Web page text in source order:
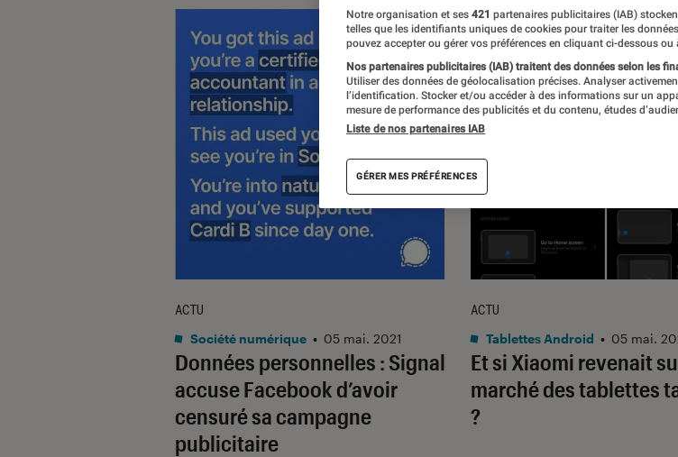
Données personnelles : Signal
accuse Facebook d’avoir
censuré sa campagne
publicitaire
ACTU
Société numérique • 05 mai. 2021
Et si Xiaomi revenait
marché des tablettes
?
ACTU
Tablettes Android • 05 mai.
Notre organisation et ses 421 partenaires publicitaires (IAB)
telles que les identifiants uniques de cookies pour traiter les
pouvez accepter ou gérer vos préférences en cliquant ci-dessous
Nos partenaires publicitaires (IAB) traitent des données selon les
Utiliser des données de géolocalisation précises. Analyser
l’identification. Stocker et/ou accéder à des informations sur un
mesure de performance des publicités et du contenu, études
Liste de nos partenaires IAB
GÉRER MES PRÉFÉRENCES